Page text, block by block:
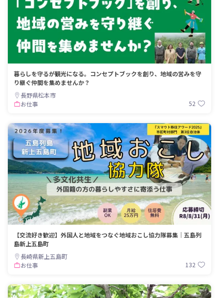
暮らしを守るが観光になる。コンセプトブックを創り、地域の営みを守
り継ぐ仲間を集めませんか？
長野県松本市
お仕事
52
【交流好き歓迎】外国人と地域をつなぐ地域おこし協力隊募集｜五島列
島新上五島町
長崎県新上五島町
お仕事
132